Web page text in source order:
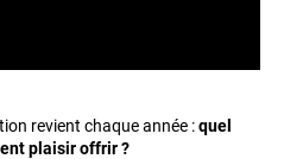
revient chaque année :quel
plaisir offrir ?